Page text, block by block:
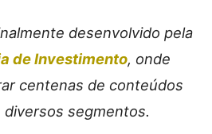
desenvolvido pela
de Investimento, onde
centenas de conteúdos
segmentos.